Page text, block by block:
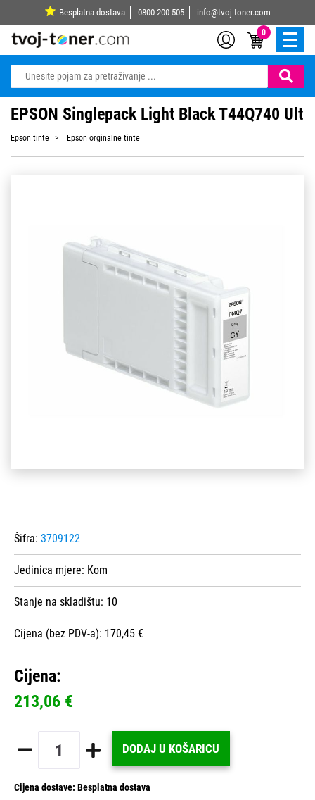
Besplatna dostava 0800 200 505 info@tvoj-toner.com
0
EPSON Singlepack Light Black T44Q740 Ult
Epson tinte Epson orginalne tinte
Šifra: 3709122
Jedinica mjere: Kom
Stanje na skladištu: 10
Cijena (bez PDV-a): 170,45 €
Cijena:
213,06 €
DODAJ U KOŠARICU
Cijena dostave: Besplatna dostava